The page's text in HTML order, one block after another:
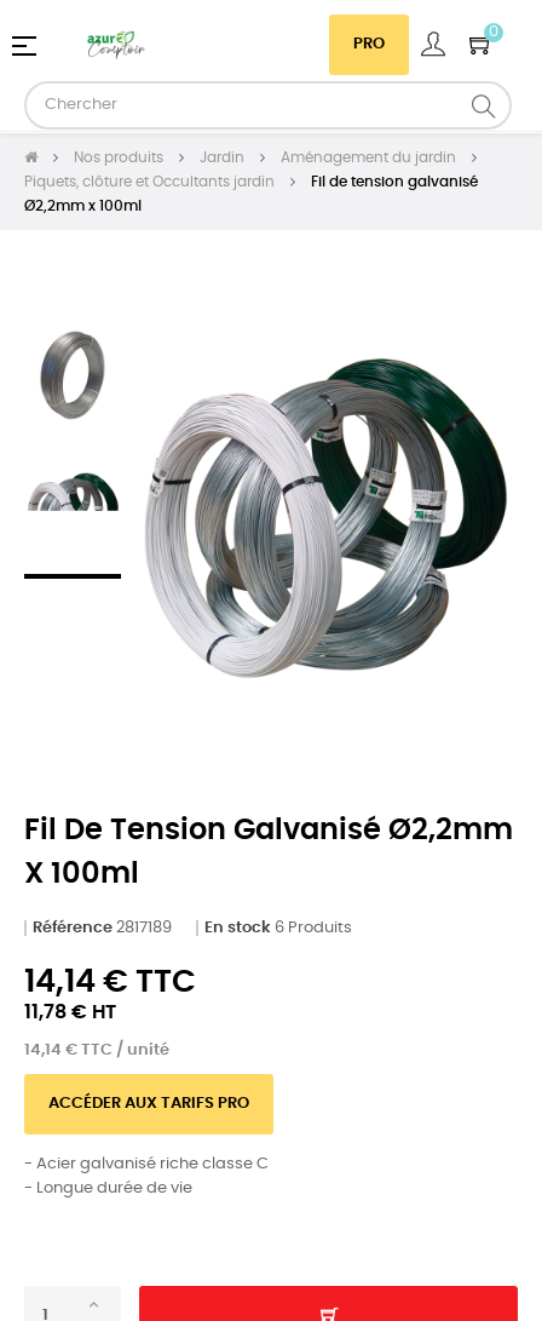
PRO
0
Basculer
navigation
☰
Nos produits Jardin
Aménagement du jardin
Piquets, clôture et Occultants jardin
Fil de tension galvanisé
Ø2,2mm x 100ml
Fil De Tension Galvanisé Ø2,2mm
X 100ml
Référence 2817189 En stock 6 Produits
14,14 € TTC
11,78 € HT
14,14 € TTC / unité
ACCÉDER AUX TARIFS PRO
- Acier galvanisé riche classe C
- Longue durée de vie